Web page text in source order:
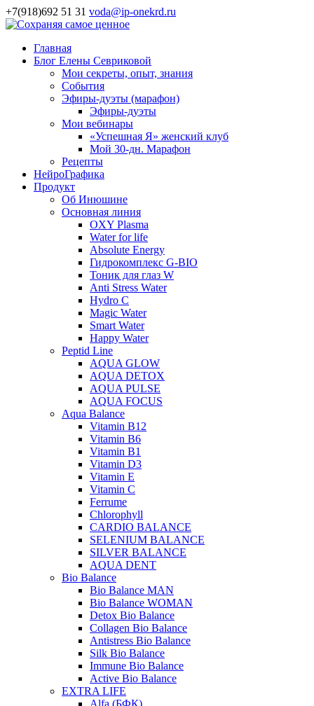
+7(918)692 51 31 voda@ip-onekrd.ru
Главная
Блог Елены Севриковой
Мои секреты, опыт, знания
События
Эфиры-дуэты (марафон)
Эфиры-дуэты
Мои вебинары
«Успешная Я» женский клуб
Мой 30-дн. Марафон
Рецепты
НейроГрафика
Продукт
Об Инюшине
Основная линия
OXY Plasma
Water for life
Absolute Energy
Гидрокомплекс G-BIO
Тоник для глаз W
Anti Stress Water
Hydro C
Magic Water
Smart Water
Happy Water
Peptid Line
AQUA GLOW
AQUA DETOX
AQUA PULSE
AQUA FOCUS
Aqua Balance
Vitamin B12
Vitamin B6
Vitamin B1
Vitamin D3
Vitamin E
Vitamin C
Ferrume
Chlorophyll
CARDIO BALANCE
SELENIUM BALANCE
SILVER BALANCE
AQUA DENT
Bio Balance
Bio Balance MAN
Bio Balance WOMAN
Detox Bio Balance
Collagen Bio Balance
Antistress Bio Balance
Silk Bio Balance
Immune Bio Balance
Active Bio Balance
EXTRA LIFE
Alfa (БФК)